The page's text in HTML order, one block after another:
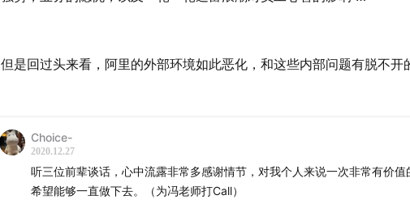
但是回过头来看，阿里的外部环境如此恶化，和这些内部问题有脱不开
Choice-
2020.12.27
听三位前辈谈话，心中流露非常多感谢情节，对我个人来说一次非常有价值
希望能够一直做下去。（为冯老师打Call）